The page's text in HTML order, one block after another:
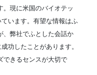
。現に米国のバイオテッ
います。有望な情報はふ
、弊社でふとした会話か
功したことがあります。
できるセンスが大切で